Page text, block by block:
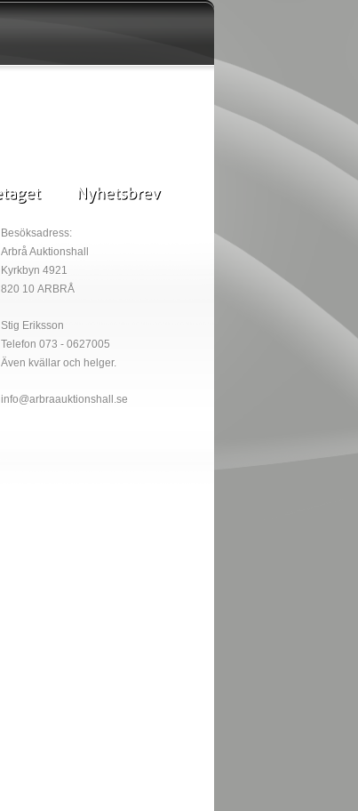
Besöksadress:
Arbrå Auktionshall
Kyrkbyn 4921
820 10 ARBRÅ
Stig Eriksson
Telefon 073 - 0627005
Även kvällar och helger.
info@arbraauktionshall.se